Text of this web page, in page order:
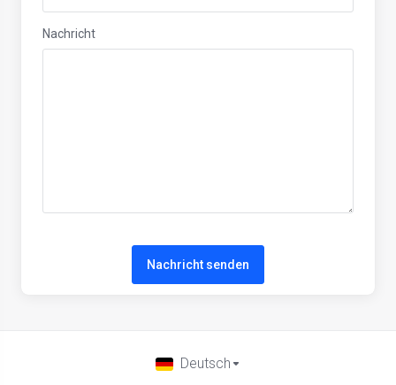
Nachricht
Nachricht senden
Deutsch